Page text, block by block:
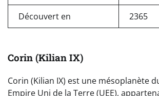
Découvert en 2365
Corin (Kilian IX)
Corin (Kilian IX) est une mésoplanète
Empire Uni de la Terre (UEE),